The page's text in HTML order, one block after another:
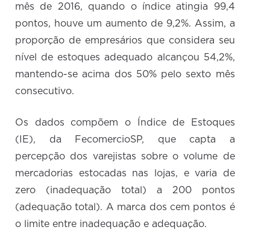
mês de 2016, quando o índice atingia 99,4
pontos, houve um aumento de 9,2%. Assim, a
proporção de empresários que considera seu
nível de estoques adequado alcançou 54,2%,
mantendo-se acima dos 50% pelo sexto mês
consecutivo.
Os dados compõem o Índice de Estoques
(IE), da FecomercioSP, que capta a
percepção dos varejistas sobre o volume de
mercadorias estocadas nas lojas, e varia de
zero (inadequação total) a 200 pontos
(adequação total). A marca dos cem pontos é
o limite entre inadequação e adequação.